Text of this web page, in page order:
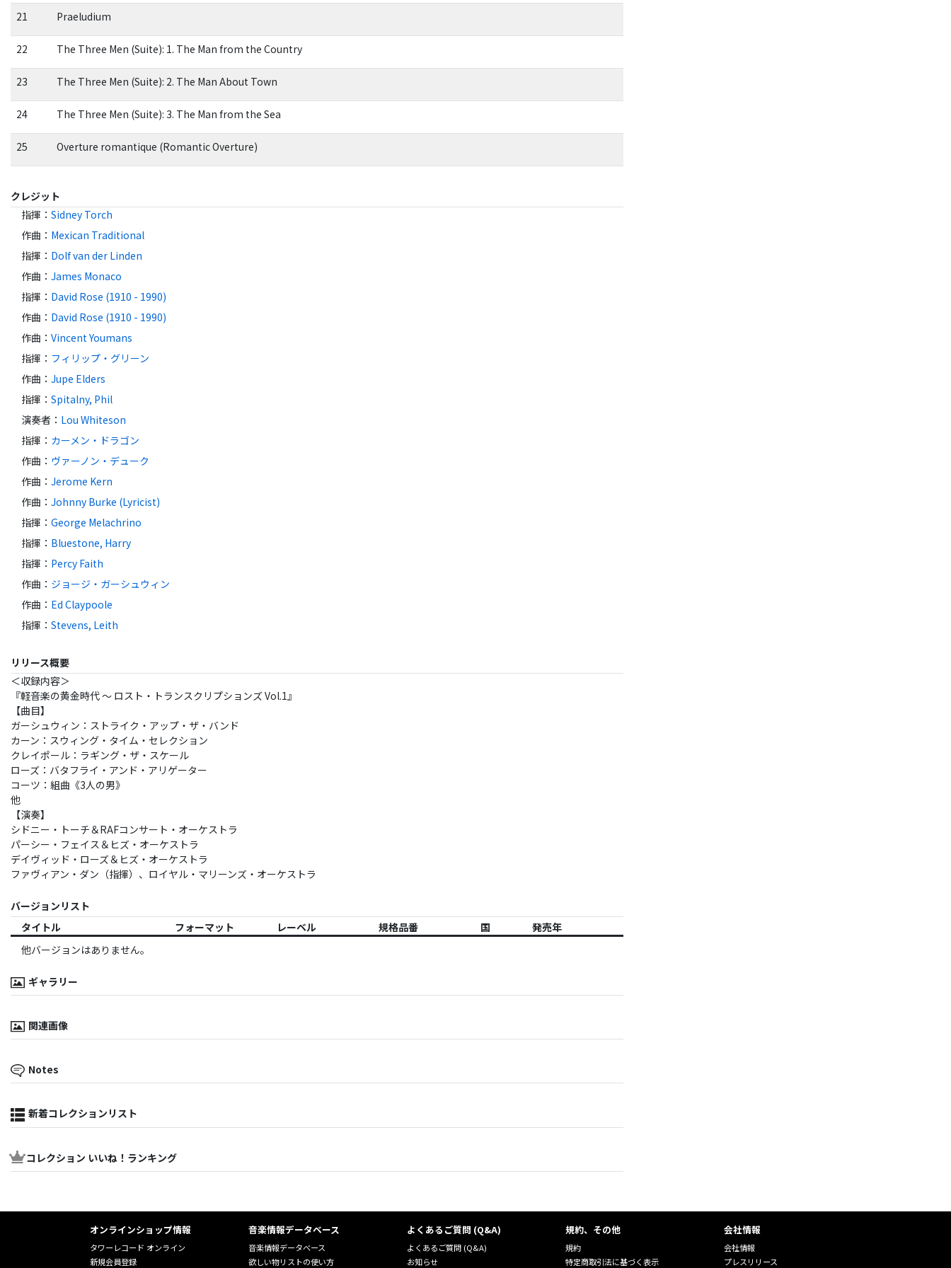
21 Praeludium
22 The Three Men (Suite): 1. The Man from the Country
23 The Three Men (Suite): 2. The Man About Town
24 The Three Men (Suite): 3. The Man from the Sea
25 Overture romantique (Romantic Overture)
クレジット
指揮 ： Sidney Torch
作曲 ： Mexican Traditional
指揮 ： Dolf van der Linden
作曲 ： James Monaco
指揮 ： David Rose (1910 - 1990)
作曲 ： David Rose (1910 - 1990)
作曲 ： Vincent Youmans
指揮 ： フィリップ・グリーン
作曲 ： Jupe Elders
指揮 ： Spitalny, Phil
演奏者 ： Lou Whiteson
指揮 ： カーメン・ドラゴン
作曲 ： ヴァーノン・デューク
作曲 ： Jerome Kern
作曲 ： Johnny Burke (Lyricist)
指揮 ： George Melachrino
指揮 ： Bluestone, Harry
指揮 ： Percy Faith
作曲 ： ジョージ・ガーシュウィン
作曲 ： Ed Claypoole
指揮 ： Stevens, Leith
リリース概要
＜収録内容＞
『軽音楽の黄金時代 ～ ロスト・トランスクリプションズ Vol.1』
【曲目】
ガーシュウィン：ストライク・アップ・ザ・バンド
カーン：スウィング・タイム・セレクション
クレイポール：ラギング・ザ・スケール
ローズ：バタフライ・アンド・アリゲーター
コーツ：組曲《3人の男》
他
【演奏】
シドニー・トーチ＆RAFコンサート・オーケストラ
パーシー・フェイス＆ヒズ・オーケストラ
デイヴィッド・ローズ＆ヒズ・オーケストラ
ファヴィアン・ダン（指揮）、ロイヤル・マリーンズ・オーケストラ
バージョンリスト
タイトル
フォーマット レーベル 規格品番 国
発売年
他バージョンはありません。
ギャラリー
関連画像
Notes
新着コレクションリスト
コレクション いいね！ランキング
オンラインショップ情報
タワーレコード オンライン
新規会員登録
音楽情報データベース
音楽情報データベース
欲しい物リストの使い方
よくあるご質問 (Q&A)
よくあるご質問 (Q&A)
お知らせ
規約、その他
規約
特定商取引法に基づく表示
会社情報
会社情報
プレスリリース